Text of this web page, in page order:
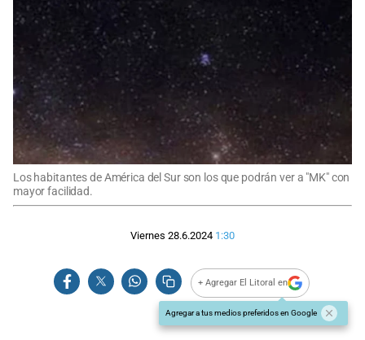
Los habitantes de América del Sur son los que podrán ver a "MK" con
mayor facilidad.
Viernes 28.6.2024 1:30
+ Agregar El Litoral en
Agregar a tus medios preferidos en Google